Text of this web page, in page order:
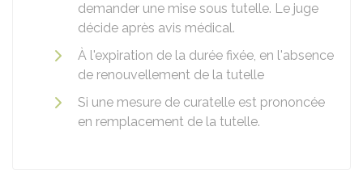
demander une mise sous tutelle. Le juge
décide après avis médical.
À l'expiration de la durée fixée, en l'absence
de renouvellement de la tutelle
Si une mesure de curatelle est prononcée
en remplacement de la tutelle.